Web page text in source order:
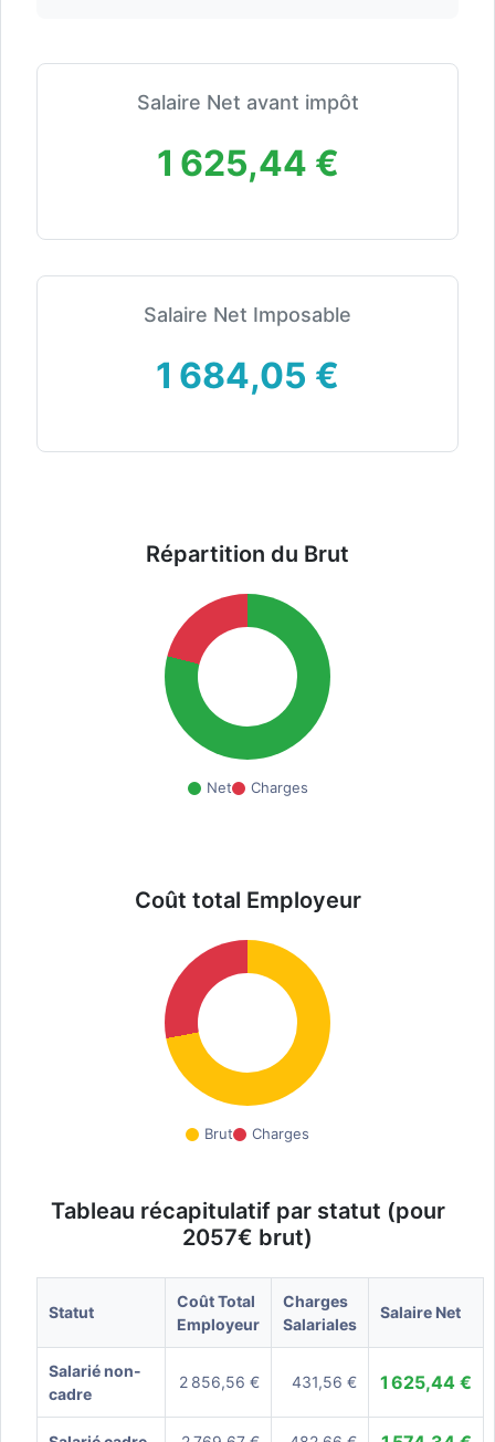
Salaire Net avant impôt
1 625,44 €
Salaire Net Imposable
1 684,05 €
Répartition du Brut
Net Charges
Coût total Employeur
Brut Charges
Tableau récapitulatif par statut (pour
2057€ brut)
Statut
Coût Total
Employeur
Charges
Salariales
Salaire Net
Salarié non-
cadre
2 856,56 € 431,56 € 1 625,44 €